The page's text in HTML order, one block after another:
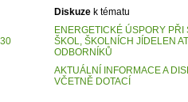
Diskuzek tématu
ENERGETICKÉ ÚSPORY
ŠKOL, ŠKOLNÍCH JÍDELEN
ODBORNÍKŮ
AKTUÁLNÍ INFORMACE A
VČETNĚ DOTACÍ